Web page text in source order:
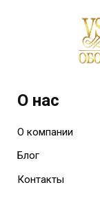
О нас
О компании
Блог
Контакты